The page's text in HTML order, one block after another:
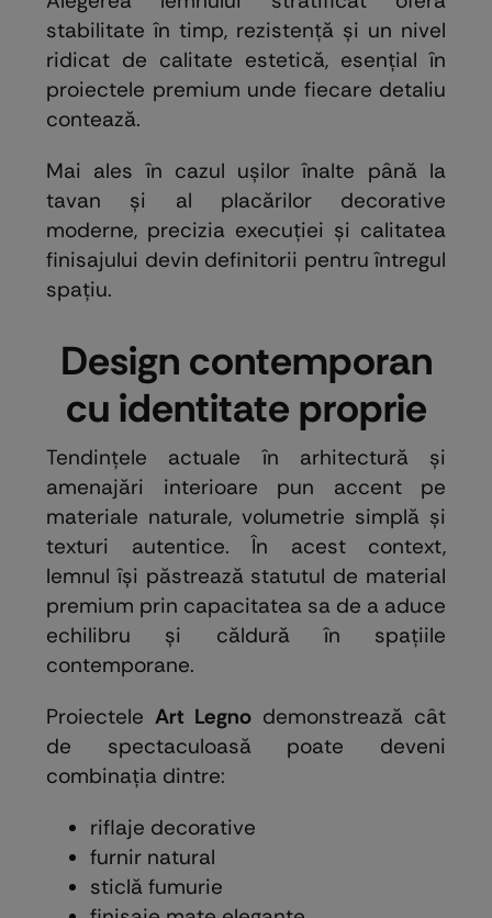
stabilitate în timp, rezistență și un nivel
ridicat de calitate estetică, esențial în
proiectele premium unde fiecare detaliu
contează.
Mai ales în cazul ușilor înalte până la
tavan și al placărilor decorative
moderne, precizia execuției și calitatea
finisajului devin definitorii pentru întregul
spațiu.
Design contemporan
cu identitate proprie
Tendințele actuale în arhitectură și
amenajări interioare pun accent pe
materiale naturale, volumetrie simplă și
texturi autentice. În acest context,
lemnul își păstrează statutul de material
premium prin capacitatea sa de a aduce
echilibru și căldură în spațiile
contemporane.
Proiectele Art Legno demonstrează cât
de spectaculoasă poate deveni
combinația dintre:
riflaje decorative
furnir natural
sticlă fumurie